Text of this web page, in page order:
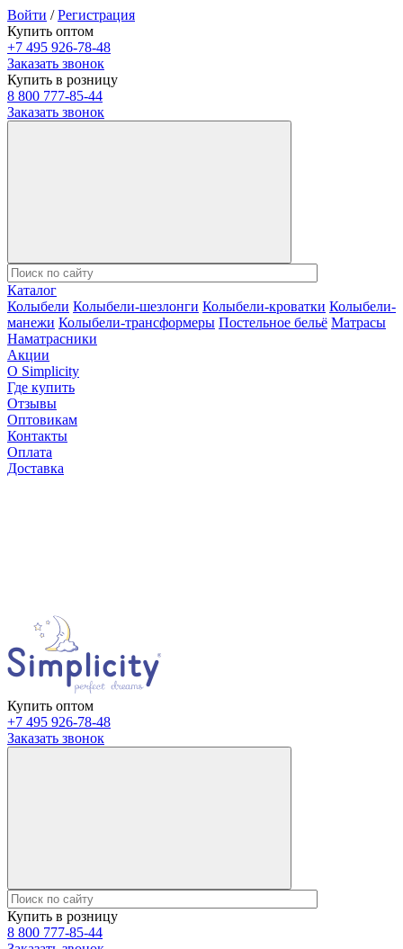
Войти /Регистрация
Купить оптом
+7 495 926-78-48
Заказать звонок
Купить в розницу
8 800 777-85-44
Заказать звонок
Каталог
Колыбели Колыбели-шезлонги Колыбели-кроватки Колыбели-
манежи Колыбели-трансформеры Постельное бельё Матрасы
Наматрасники
Акции
О Simplicity
Где купить
Отзывы
Оптовикам
Контакты
Оплата
Доставка
Купить оптом
+7 495 926-78-48
Заказать звонок
Купить в розницу
8 800 777-85-44